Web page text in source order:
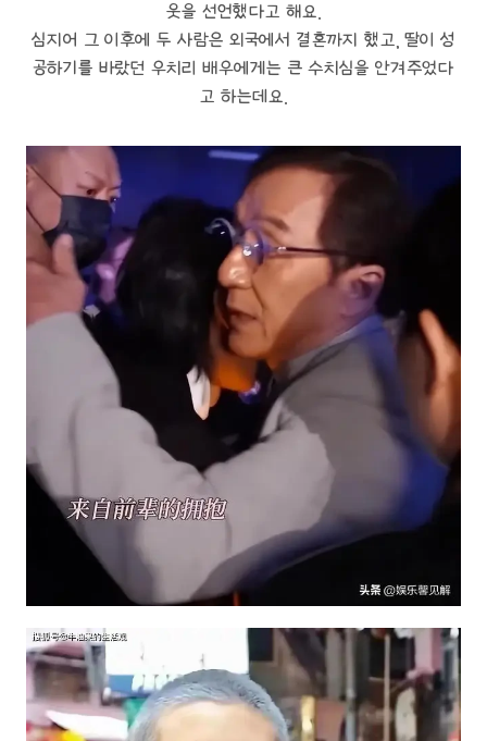
웃을 선언했다고 해요.
심지어 그 이후에 두 사람은 외국에서 결혼까지 했고, 딸이 성
공하기를 바랐던 우치리 배우에게는 큰 수치심을 안겨주었다
고 하는데요.